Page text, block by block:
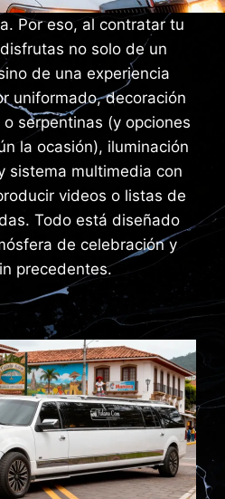
Por eso, al contratar tu
no solo de un
de una experiencia
uniformado, decoración
serpentinas (y opciones
la ocasión), iluminación
sistema multimedia con
videos o listas de
Todo está diseñado
de celebración y
precedentes.